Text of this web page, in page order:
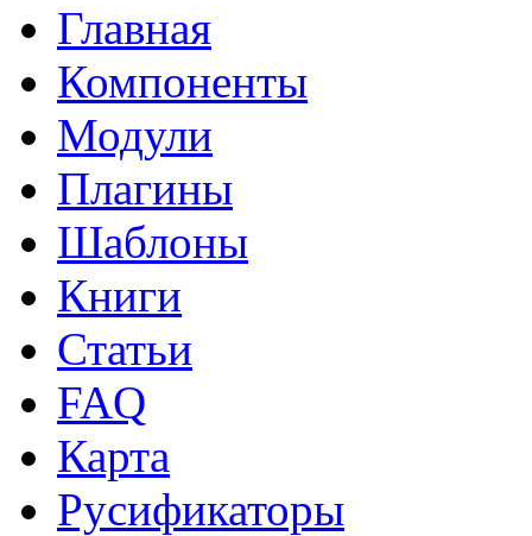
Главная
Компоненты
Модули
Плагины
Шаблоны
Книги
Статьи
FAQ
Карта
Русификаторы